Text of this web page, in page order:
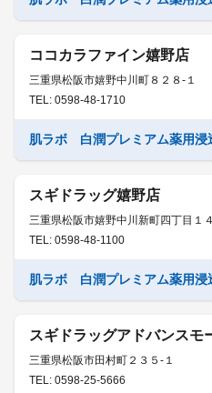
ココカラファイン嬉野店
三重県松阪市嬉野中川町８２８-１
TEL: 0598-48-1710
肌ラボ 白潤プレミアム薬用
スギドラッグ嬉野店
三重県松阪市嬉野中川新町四丁目１
TEL: 0598-48-1100
肌ラボ 白潤プレミアム薬用
スギドラッグアドバンスモ
三重県松阪市田村町２３５-１
TEL: 0598-25-5666